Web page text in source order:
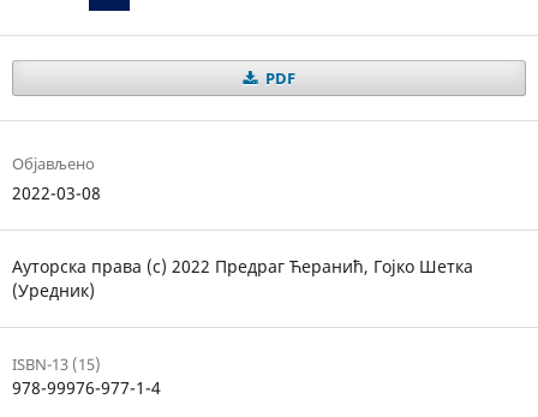
PDF
Објављено
2022-03-08
Ауторска права (c) 2022 Предраг Ћеранић, Гојко Шетка
(Уредник)
ISBN-13 (15)
978-99976-977-1-4